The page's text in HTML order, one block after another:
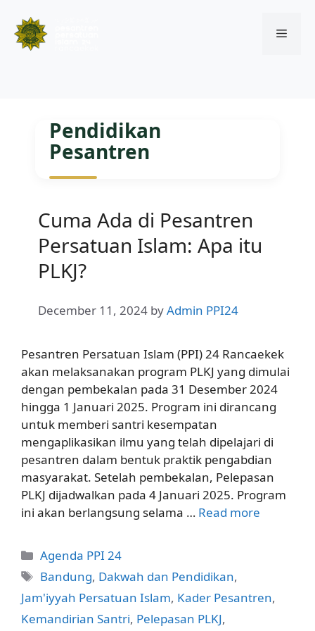
Menu
Pendidikan
Pesantren
Cuma Ada di Pesantren
Persatuan Islam: Apa itu
PLKJ?
December 11, 2024 byAdmin PPI24
Pesantren Persatuan Islam (PPI) 24 Rancaekek
akan melaksanakan program PLKJ yang dimulai
dengan pembekalan pada 31 Desember 2024
hingga 1 Januari 2025. Program ini dirancang
untuk memberi santri kesempatan
mengaplikasikan ilmu yang telah dipelajari di
pesantren dalam bentuk praktik pengabdian
masyarakat. Setelah pembekalan, Pelepasan
PLKJ dijadwalkan pada 4 Januari 2025. Program
ini akan berlangsung selama … Read more
Categories
Agenda PPI 24
Tags
Bandung, Dakwah dan Pendidikan,
Jam'iyyah Persatuan Islam, Kader Pesantren,
Kemandirian Santri, Pelepasan PLKJ,